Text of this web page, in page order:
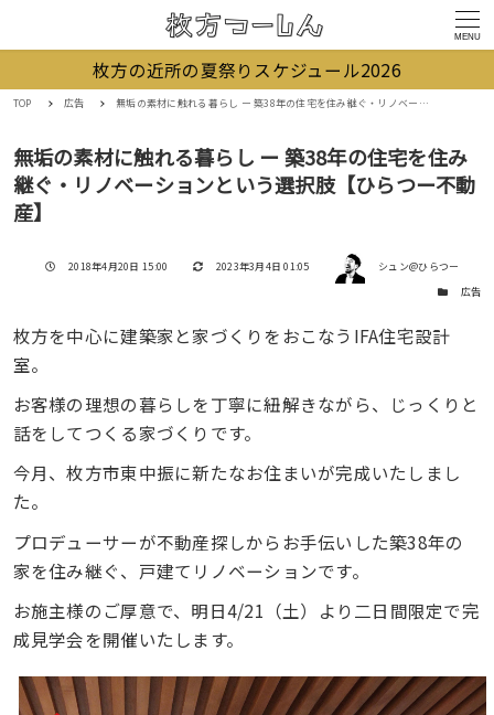
MENU
枚方の近所の夏祭りスケジュール2026
TOP 広告 無垢の素材に触れる暮らし ー 築38年の住宅を住み継ぐ・リノベーションという選択肢【ひらつー不動産】
無垢の素材に触れる暮らし ー 築38年の住宅を住み
継ぐ・リノベーションという選択肢【ひらつー不動
産】
投稿日
2018年4月20日 15:00 更新日
2023年3月4日 01:05 著者
シュン@ひらつー
カテゴリー
広告
枚方を中心に建築家と家づくりをおこなうIFA住宅設計
室。
お客様の理想の暮らしを丁寧に紐解きながら、じっくりと
話をしてつくる家づくりです。
今月、枚方市東中振に新たなお住まいが完成いたしまし
た。
プロデューサーが不動産探しからお手伝いした築38年の
家を住み継ぐ、戸建てリノベーションです。
お施主様のご厚意で、明日4/21（土）より二日間限定で完
成見学会を開催いたします。